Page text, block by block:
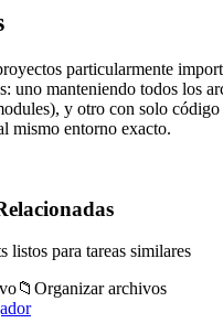
particularmente
uno manteniendo todos los
y otro con solo código
mismo entorno exacto.
listos para tareas similares
📁 Organizar archivos